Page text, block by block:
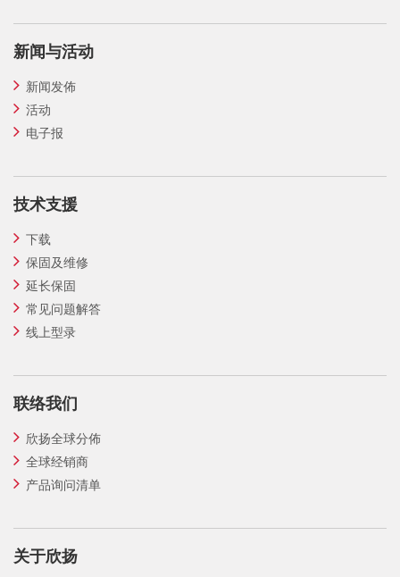
新闻与活动
新闻发佈
活动
电子报
技术支援
下载
保固及维修
延长保固
常见问题解答
线上型录
联络我们
欣扬全球分佈
全球经销商
产品询问清单
关于欣扬